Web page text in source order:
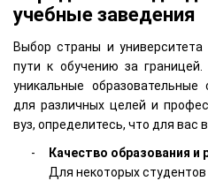
учебные заведения
Выбор страны и
пути к обучению за
уникальные
для различных целей и
вуз, определитесь, что для вас
Качество образования и
Для некоторых